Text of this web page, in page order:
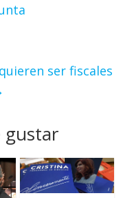
ser fiscales
gustar